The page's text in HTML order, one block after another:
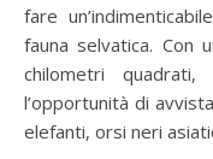
fare
fauna selvatica. Con
chilometri
l’opportunità di
elefanti, orsi neri